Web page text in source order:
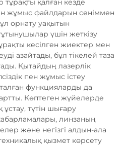
қалған кезде
жұмыс файлдарын сеніммен
орнату уақытын
үшін жеткізу
кесілген жиектер мен
азайтады, бұл тікелей таза
Қытайдың лазерлік
пен жұмыс істеу
функцияларды да
Көптеген жүйелерде
түтін шығару
линзаның
және негізгі алдын-ала
қызмет көрсету